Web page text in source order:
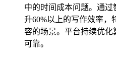
中的时间成本问题。通
升60%以上的写作效率，
容的场景。平台持续优
可靠。